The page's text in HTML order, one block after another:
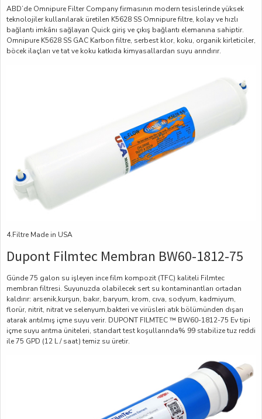
ABD’de Omnipure Filter Company firmasının modern tesislerinde yüksek
teknolojiler kullanılarak üretilen K5628 SS Omnipure filtre, kolay ve hızlı
bağlantı imkânı sağlayan Quick giriş ve çıkış bağlantı elemanına sahiptir.
Omnipure K5628 SS GAC Karbon filtre, serbest klor, koku, organik kirleticiler,
böcek ilaçları ve tat ve koku katkıda kimyasallardan suyu arındırır.
4.Filtre Made in USA
Dupont Filmtec Membran BW60-1812-75
Günde 75 galon su işleyen ince film kompozit (TFC) kaliteli Filmtec
membran filtresi. Suyunuzda olabilecek sert su kontaminantları ortadan
kaldırır: arsenik,kurşun, bakır, baryum, krom, cıva, sodyum, kadmiyum,
florür, nitrit, nitrat ve selenyum,bakteri ve virüsleri atık bölümünden dışarı
atarak arıtılmış içme suyu verir. DUPONT FILMTEC ™ BW60-1812-75 Ev tipi
içme suyu arıtma üniteleri, standart test koşullarında% 99 stabilize tuz reddi
ile 75 GPD (12 L / saat) temiz su üretir.